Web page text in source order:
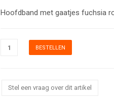
Hoofdband met gaatjes fuchsia
Stel een vraag over dit artikel